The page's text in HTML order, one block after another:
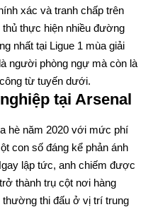
xác và tranh chấp trên
thực hiện nhiều đường
nhất tại Ligue 1 mùa giải
người phòng ngự mà còn là
từ tuyến dưới.
tại Arsenal
hè năm 2020 với mức phí
con số đáng kể phản ánh
lập tức, anh chiếm được
thành trụ cột nơi hàng
thường thi đấu ở vị trí trung